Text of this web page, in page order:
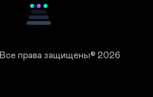
Все права защищены© 2026